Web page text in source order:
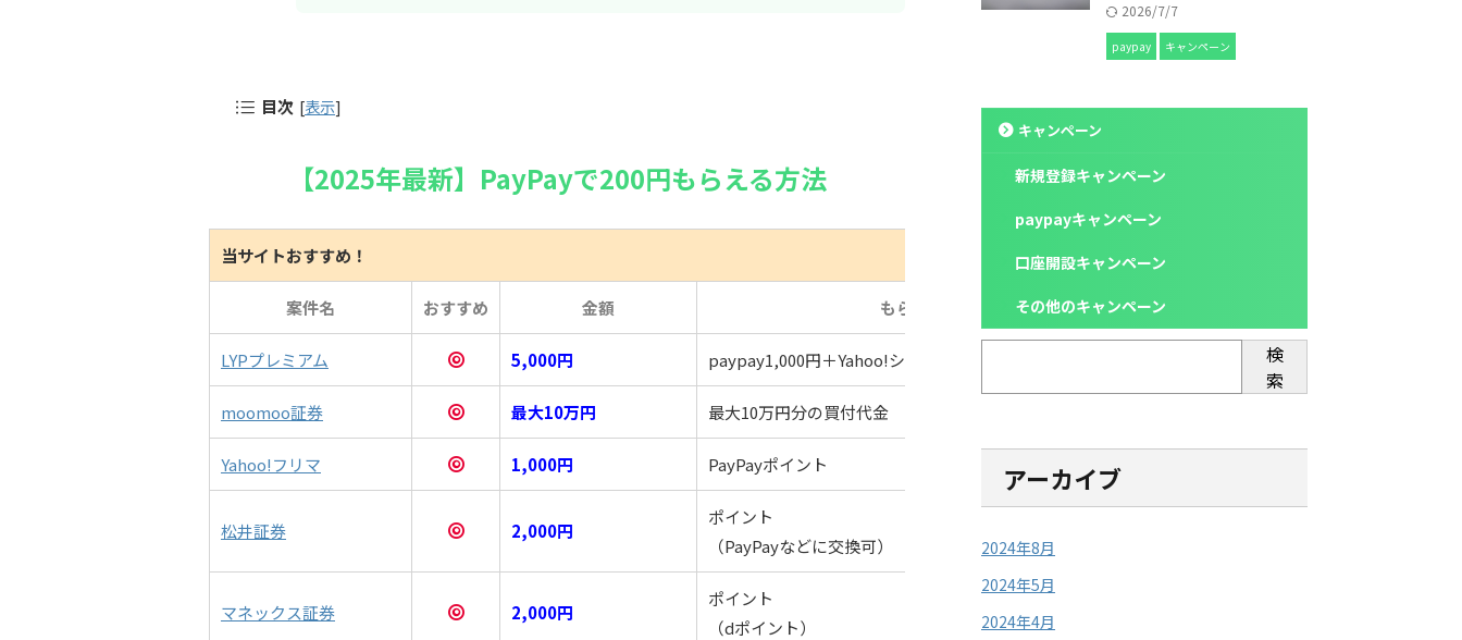
目次 [表示]
【2025年最新】PayPayで200円もらえる方法
当サイトおすすめ！
案件名 おすすめ 金額 もらえるもの
LYPプレミアム 5,000円 paypay1,000円＋Yahoo!ショッピング2,000円分クーポン×2
moomoo証券 最大10万円 最大10万円分の買付代金
Yahoo!フリマ 1,000円 PayPayポイント
松井証券 2,000円
ポイント
（PayPayなどに交換可）
マネックス証券 2,000円
ポイント
（dポイント）
2026/7/7
paypay キャンペーン
キャンペーン
新規登録キャンペーン
paypayキャンペーン
口座開設キャンペーン
その他のキャンペーン
検
索
アーカイブ
2024年8月
2024年5月
2024年4月